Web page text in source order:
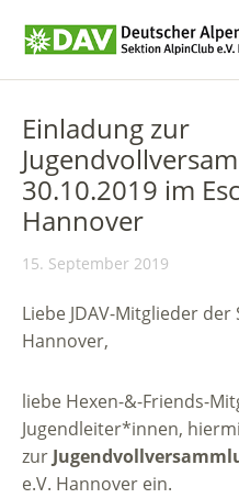
Einladung zur
30.10.2019 im
Hannover
15. September 2019
Liebe JDAV-Mitglieder
Hannover,
liebe Hexen-&-Friends-
Jugendleiter*innen,
zur
e.V. Hannover ein.